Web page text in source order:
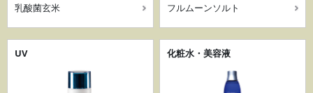
乳酸菌玄米 フルムーンソルト
UV 化粧水・美容液